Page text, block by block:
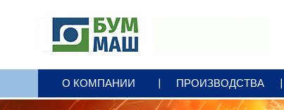
+7 341279 25 00
О КОМПАНИИ ПРОИЗВОДСТВА